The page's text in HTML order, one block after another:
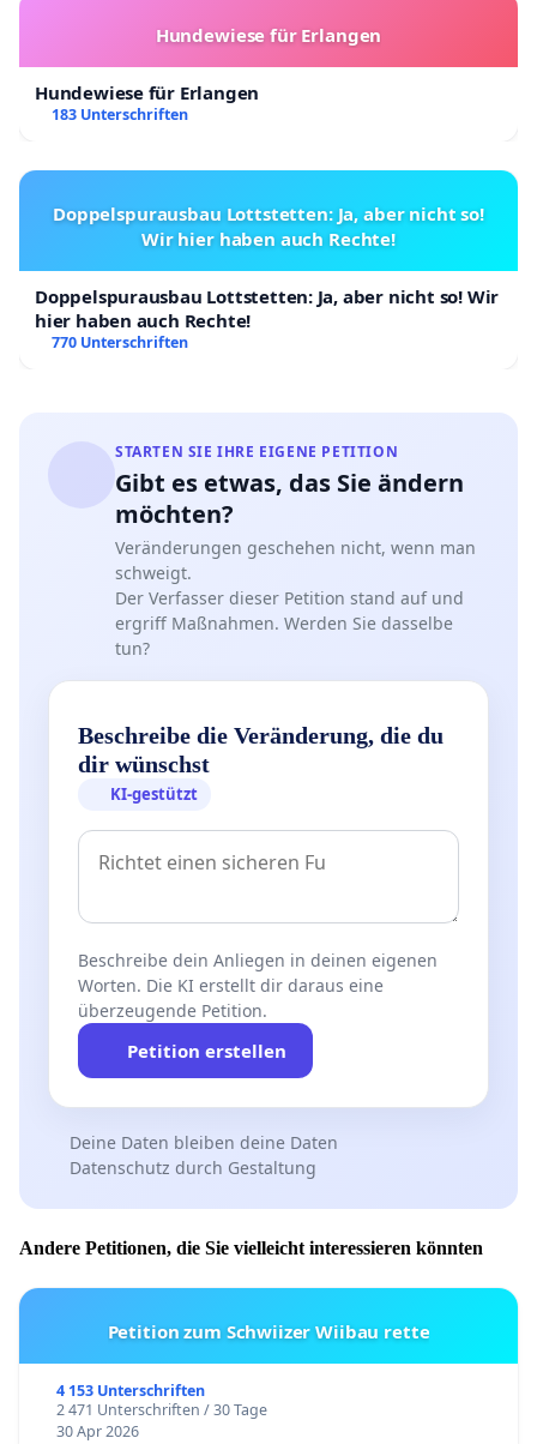
Hundewiese für Erlangen
Hundewiese für Erlangen
183 Unterschriften
Doppelspurausbau Lottstetten: Ja, aber nicht so!
Wir hier haben auch Rechte!
Doppelspurausbau Lottstetten: Ja, aber nicht so! Wir
hier haben auch Rechte!
770 Unterschriften
STARTEN SIE IHRE EIGENE PETITION
Gibt es etwas, das Sie ändern
möchten?
Veränderungen geschehen nicht, wenn man
schweigt.
Der Verfasser dieser Petition stand auf und
ergriff Maßnahmen. Werden Sie dasselbe
tun?
Beschreibe die Veränderung, die du
dir wünschst
KI-gestützt
Beschreibe dein Anliegen in deinen eigenen
Worten. Die KI erstellt dir daraus eine
überzeugende Petition.
Petition erstellen
Deine Daten bleiben deine Daten
Datenschutz durch Gestaltung
Andere Petitionen, die Sie vielleicht interessieren könnten
Petition zum Schwiizer Wiibau rette
4 153 Unterschriften
2 471 Unterschriften / 30 Tage
30 Apr 2026